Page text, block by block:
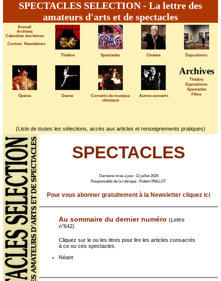
SPECTACLES SELECTION- La lettre des
amateurs d'arts et de spectacles
Accueil
Archives
Calendrier des lettres
Contact Newsletters
Théâtre Spectacles Cinéma Expositions
Opéras Danse
Concerts de musique
classique
Autres concerts
Archives
Théâtre
Expositions
Spectacles
Films
(Liste de toutes les sélections, accès aux articles et renseignements pratiques)
SPECTACLES
Dernière mise à jour :12 juillet 2026
Responsable de la rubrique : Robert PAILLOT
Pour vous abonner gratuitement à la Newsletter cliquez ici
Au sommaire du dernier numéro (Lettre
n°642)
Cliquez sur le ou les titres pour lire les articles consacrés
à ce ou ces spectacles.
Néant